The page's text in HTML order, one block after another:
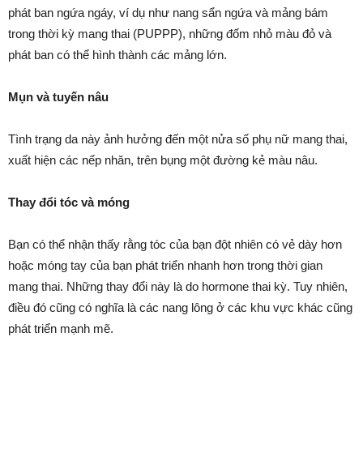
phát ban ngứa ngáy, ví dụ như nang sẩn ngứa và mảng bám
trong thời kỳ mang thai (PUPPP), những đốm nhỏ màu đỏ và
phát ban có thể hình thành các mảng lớn.
Mụn và tuyến nâu
Tình trạng da này ảnh hưởng đến một nửa số phụ nữ mang thai,
xuất hiện các nếp nhăn, trên bụng một đường kẻ màu nâu.
Thay đổi tóc và móng
Bạn có thể nhận thấy rằng tóc của bạn đột nhiên có vẻ dày hơn
hoặc móng tay của bạn phát triển nhanh hơn trong thời gian
mang thai. Những thay đổi này là do hormone thai kỳ. Tuy nhiên,
điều đó cũng có nghĩa là các nang lông ở các khu vực khác cũng
phát triển mạnh mẽ.